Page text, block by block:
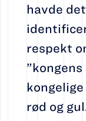
havde
respekt
rød og